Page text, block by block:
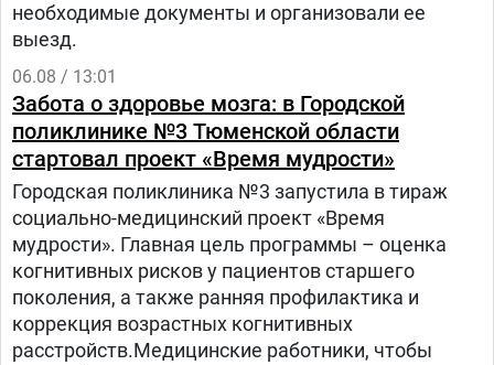
необходимые документы и организовали ее
выезд.
06.08 / 13:01
Забота о здоровье мозга: в Городской
поликлинике №3 Тюменской области
стартовал проект «Время мудрости»
Городская поликлиника №3 запустила в тираж
социально-медицинский проект «Время
мудрости». Главная цель программы – оценка
когнитивных рисков у пациентов старшего
поколения, а также ранняя профилактика и
коррекция возрастных когнитивных
расстройств.Медицинские работники, чтобы